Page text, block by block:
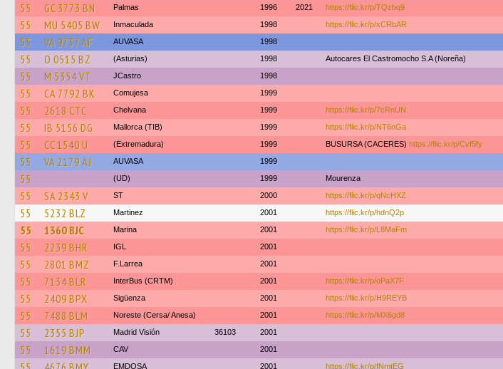
55 GC 3773 BN Palmas 1996 2021 https://flic.kr/p/TQzbq9
55 MU 5405 BW Inmaculada 1998 https://flic.kr/p/xCRbAR
55 VA 9737 AF AUVASA 1998
55 O 0515 BZ (Asturias) 1998 Autocares El Castromocho S.A (Noreña)
55 M 5354 VT JCastro 1998
55 CA 7792 BK Comujesa 1999
55 2618 CTC Chelvana 1999 https://flic.kr/p/7cRnUN
55 IB 5156 DG Mallorca (TIB) 1999 https://flic.kr/p/NT6nGa
55 CC 1540 U (Extremadura) 1999 BUSURSA (CACERES) https://flic.kr/p/Cvf5fy
55 VA 2179 AJ AUVASA 1999
55 (UD) 1999 Mourenza
55 SA 2343 V ST 2000 https://flic.kr/p/qNcHXZ
55 5232 BLZ Martinez 2001 https://flic.kr/p/hdnQ2p
55 1360 BJC Marina 2001 https://flic.kr/p/L8MaFm
55 2239 BHR IGL 2001
55 2801 BMZ F.Larrea 2001
55 7134 BLR InterBus (CRTM) 2001 https://flic.kr/p/oPaX7F
55 2409 BPX Sigüenza 2001 https://flic.kr/p/H9REYB
55 7488 BLM Noreste (Cersa/ Anesa) 2001 https://flic.kr/p/MX6gd8
55 2355 BJP Madrid Visión 36103 2001
55 1619 BMM CAV 2001
EMDOSA 2001 https://flic.kr/p/fNmtEG